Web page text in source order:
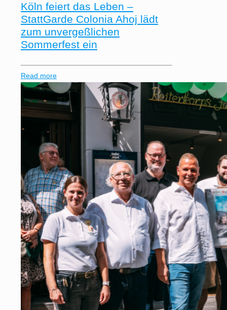
Köln feiert das Leben –
StattGarde Colonia Ahoj lädt
zum unvergeßlichen
Sommerfest ein
Read more